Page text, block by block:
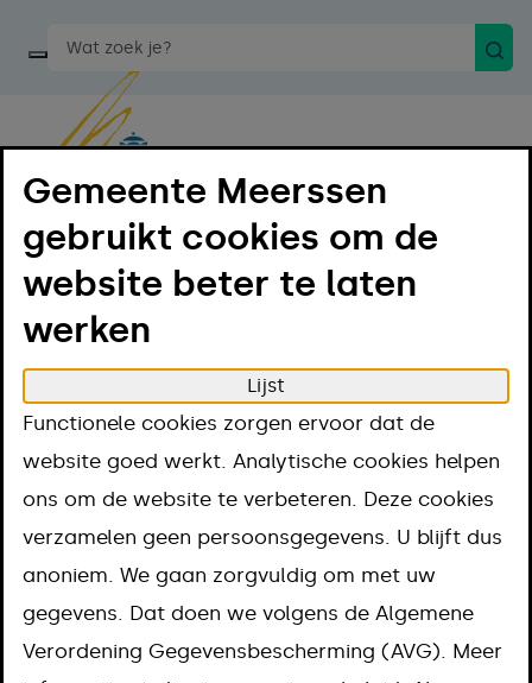
Start een spraakopdracht
Menu
Home Projecten
gemeente
In de komende jaren verwachten we
een aanzienlijke stijging in het aantal
mensen met dementie die thuis wonen.
Gemeente Meerssen
gebruikt cookies om de
website beter te laten
werken
Lijst
Functionele cookies zorgen ervoor dat de
website goed werkt. Analytische cookies helpen
ons om de website te verbeteren. Deze cookies
verzamelen geen persoonsgegevens. U blijft dus
anoniem. We gaan zorgvuldig om met uw
gegevens. Dat doen we volgens de Algemene
Verordening Gegevensbescherming (AVG). Meer